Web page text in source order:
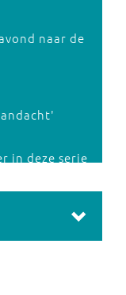
naar de
in deze serie